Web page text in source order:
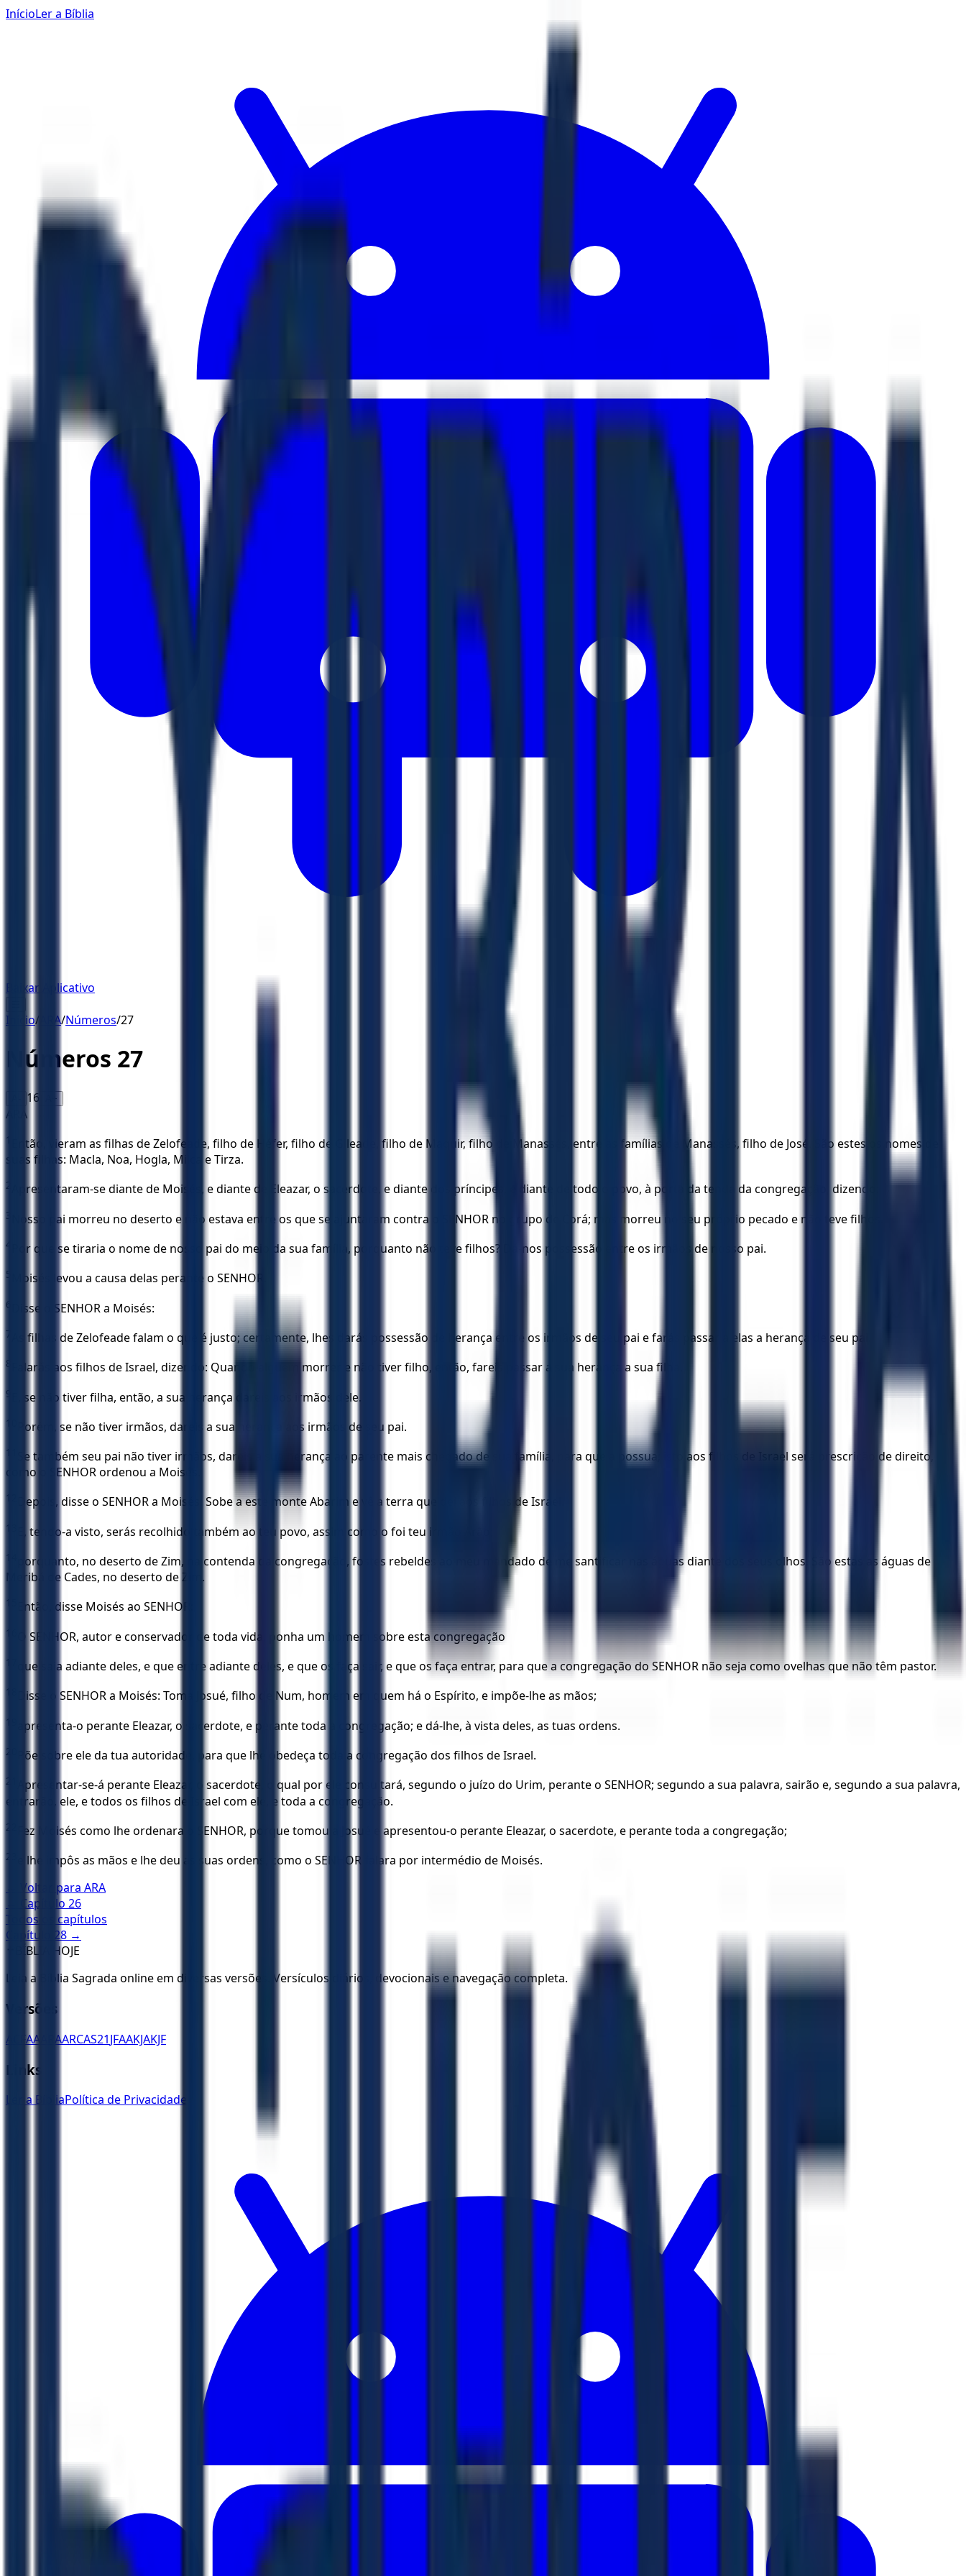
InícioLer a Bíblia
Baixar Aplicativo
Início/ ARA/Números/27
Números 27
16 A+
ARA
1
Então, vieram as filhas de Zelofeade, filho de Héfer, filho de Gileade, filho de Maquir, filho de Manassés, entre as famílias de Manassés, filho de José. São estes os nomes de
suas filhas: Macla, Noa, Hogla, Milca e Tirza.
2 Apresentaram-se diante de Moisés, e diante de Eleazar, o sacerdote, e diante dos príncipes, e diante de todo o povo, à porta da tenda da congregação, dizendo:
3 Nosso pai morreu no deserto e não estava entre os que se ajuntaram contra o SENHOR no grupo de Corá; mas morreu no seu próprio pecado e não teve filhos.
4 Por que se tiraria o nome de nosso pai do meio da sua família, porquanto não teve filhos? Dá-nos possessão entre os irmãos de nosso pai.
5 Moisés levou a causa delas perante o SENHOR.
6 Disse o SENHOR a Moisés:
7 As filhas de Zelofeade falam o que é justo; certamente, lhes darás possessão de herança entre os irmãos de seu pai e farás passar a elas a herança de seu pai.
8 Falarás aos filhos de Israel, dizendo: Quando alguém morrer e não tiver filho, então, fareis passar a sua herança a sua filha.
9 E, se não tiver filha, então, a sua herança dareis aos irmãos dele.
10 Porém, se não tiver irmãos, dareis a sua herança aos irmãos de seu pai.
11
Se também seu pai não tiver irmãos, dareis a sua herança ao parente mais chegado de sua família, para que a possua; isto aos filhos de Israel será prescrição de direito,
como o SENHOR ordenou a Moisés.
12 Depois, disse o SENHOR a Moisés: Sobe a este monte Abarim e vê a terra que dei aos filhos de Israel.
13 E, tendo-a visto, serás recolhido também ao teu povo, assim como o foi teu irmão Arão;
14
porquanto, no deserto de Zim, na contenda da congregação, fostes rebeldes ao meu mandado de me santificar nas águas diante dos seus olhos. São estas as águas de
Meribá de Cades, no deserto de Zim.
15 Então, disse Moisés ao SENHOR:
16 O SENHOR, autor e conservador de toda vida, ponha um homem sobre esta congregação
17 que saia adiante deles, e que entre adiante deles, e que os faça sair, e que os faça entrar, para que a congregação do SENHOR não seja como ovelhas que não têm pastor.
18 Disse o SENHOR a Moisés: Toma Josué, filho de Num, homem em quem há o Espírito, e impõe-lhe as mãos;
19 apresenta-o perante Eleazar, o sacerdote, e perante toda a congregação; e dá-lhe, à vista deles, as tuas ordens.
20 Põe sobre ele da tua autoridade, para que lhe obedeça toda a congregação dos filhos de Israel.
21
Apresentar-se-á perante Eleazar, o sacerdote, o qual por ele consultará, segundo o juízo do Urim, perante o SENHOR; segundo a sua palavra, sairão e, segundo a sua palavra,
entrarão, ele, e todos os filhos de Israel com ele, e toda a congregação.
22 Fez Moisés como lhe ordenara o SENHOR, porque tomou a Josué e apresentou-o perante Eleazar, o sacerdote, e perante toda a congregação;
23
e lhe impôs as mãos e lhe deu as suas ordens, como o SENHOR falara por intermédio de Moisés.
← Voltar para ARA
← Capítulo 26
Todos os capítulos
Capítulo
28 →
BÍBLIA HOJE
Leia a Bíblia Sagrada online em diversas versões. Versículos diários, devocionais e navegação completa.
Versões
ACFAA ARAARCAS21JFAAKJAKJF
Links
Ler a BíbliaPolítica de Privacidade